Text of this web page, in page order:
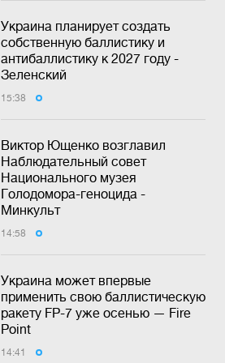
Украина планирует создать
собственную баллистику и
антибаллистику к 2027 году -
Зеленский
15:38
Виктор Ющенко возглавил
Наблюдательный совет
Национального музея
Голодомора-геноцида -
Минкульт
14:58
Украина может впервые
применить свою баллистическую
ракету FP-7 уже осенью — Fire
Point
14:41